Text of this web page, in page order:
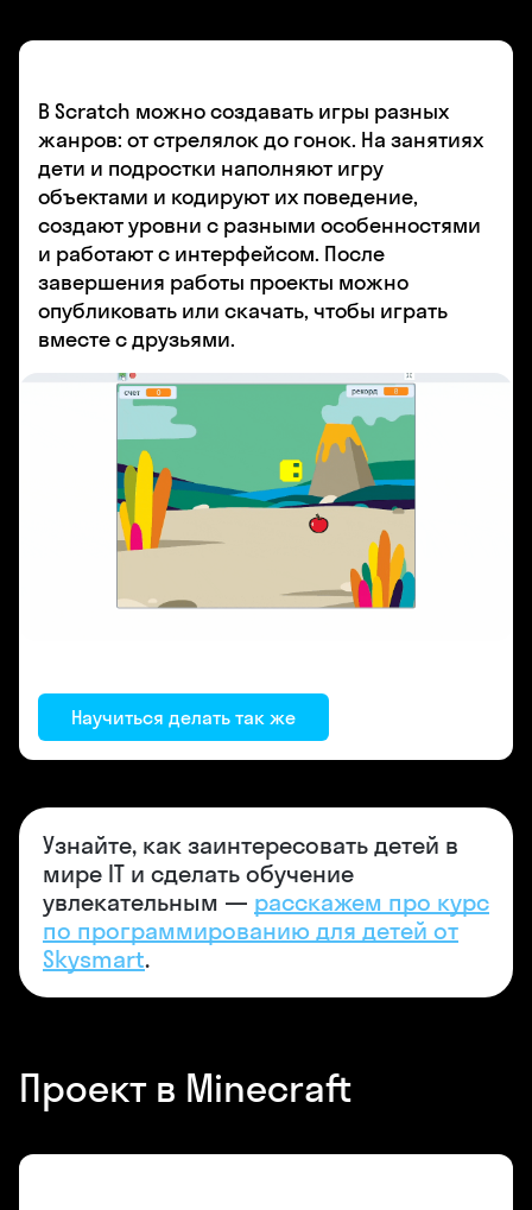
В Scratch можно создавать игры разных
жанров: от стрелялок до гонок. На занятиях
дети и подростки наполняют игру
объектами и кодируют их поведение,
создают уровни с разными особенностями
и работают с интерфейсом. После
завершения работы проекты можно
опубликовать или скачать, чтобы играть
вместе с друзьями.
Научиться делать так же
Узнайте, как заинтересовать детей в
мире IT и сделать обучение
увлекательным — расскажем про курс
по программированию для детей от
Skysmart.
Проект в Minecraft